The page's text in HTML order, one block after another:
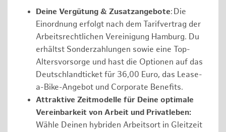
Deine Vergütung & Zusatzangebote: Die
Einordnung erfolgt nach dem Tarifvertrag der
Arbeitsrechtlichen Vereinigung Hamburg. Du
erhältst Sonderzahlungen sowie eine Top-
Altersvorsorge und hast die Optionen auf das
Deutschlandticket für 36,00 Euro, das Lease-
a-Bike-Angebot und Corporate Benefits.
Attraktive Zeitmodelle für Deine optimale
Vereinbarkeit von Arbeit und Privatleben:
Wähle Deinen hybriden Arbeitsort in Gleitzeit